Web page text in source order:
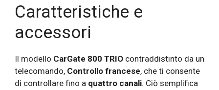
Caratteristiche e
accessori
Il modello CarGate 800 TRIO contraddistinto da un
telecomando, Controllo francese, che ti consente
di controllare fino a quattro canali. Ciò semplifica